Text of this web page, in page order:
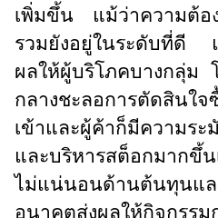
เพิ่มขึ้น แม้ว่าความต้อ
รวมยังอยู่ในระดับที่ดี
ผลให้ผู้บริโภคบางกลุ่ม
กลางชะลอการตัดสินใ
เข้าและผู้ค้าก็มีความระ
และบริหารสต็อกมากขึ้
ไม่แน่นอนด้านต้นทุนแล
อนาคตส่งผลให้กิจกรร